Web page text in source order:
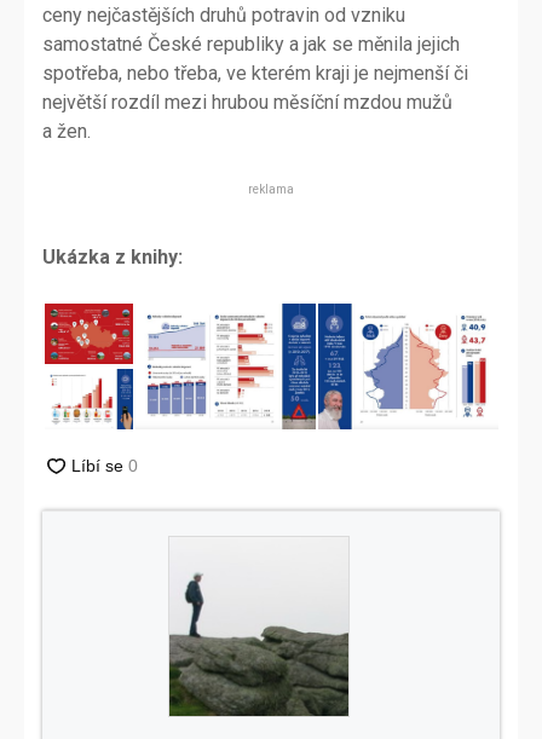
ceny nejčastějších druhů potravin od vzniku
samostatné České republiky a jak se měnila jejich
spotřeba, nebo třeba, ve kterém kraji je nejmenší či
největší rozdíl mezi hrubou měsíční mzdou mužů
a žen.
reklama
Ukázka z knihy: